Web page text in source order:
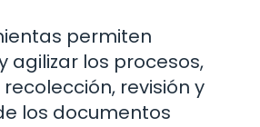
permiten
agilizar los procesos,
revisión y
los documentos